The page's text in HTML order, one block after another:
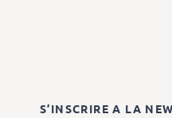
S’INSCRIRE A LA